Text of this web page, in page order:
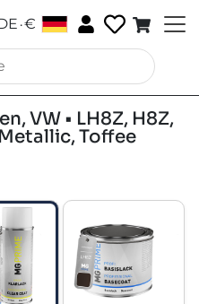
.€
VW • LH8Z, H8Z,
Toffee